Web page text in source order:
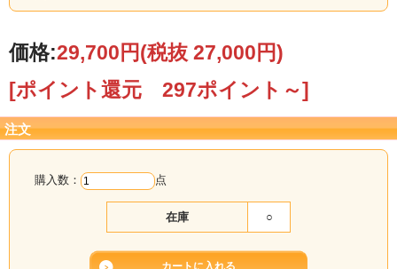
【ご注意】在庫がない場合は、ご注文確定後に制
作いたしますので、納品までお日にちを頂戴いた
します。
ご注文承り後にメールで、納期をご連絡いたしま
価格:29,700円(税抜 27,000円)
[ポイント還元 297ポイント～]
注文
購入数： 点
在庫 ○